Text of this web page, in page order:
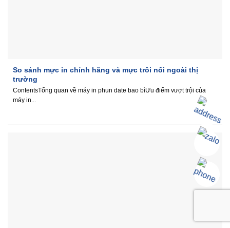
So sánh mực in chính hãng và mực trôi nổi ngoài thị
trường
ContentsTổng quan về máy in phun date bao bìƯu điểm vượt trội của
máy in...